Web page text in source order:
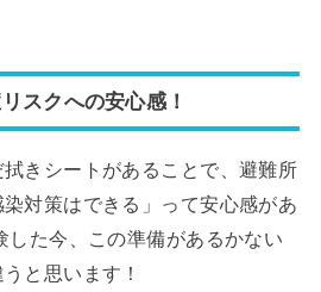
スクへの安心感！
きシートがあることで、避難所
対策はできる」って安心感があ
した今、この準備があるかない
と思います！